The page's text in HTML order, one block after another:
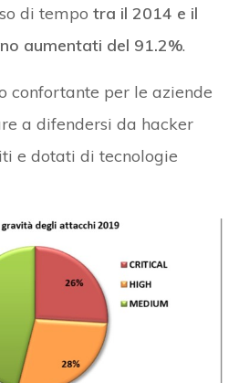
di tempo tra il 2014 e il
aumentati del 91.2%.
confortante per le aziende
a difendersi da hacker
e dotati di tecnologie